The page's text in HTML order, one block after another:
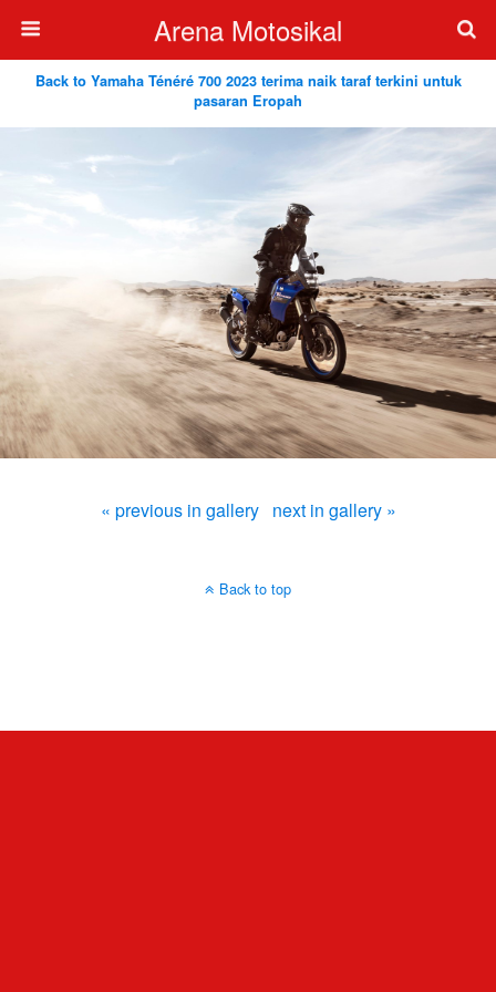
Arena Motosikal
Back to Yamaha Ténéré 700 2023 terima naik taraf terkini untuk
pasaran Eropah
« previous in gallery next in gallery »
Back to top